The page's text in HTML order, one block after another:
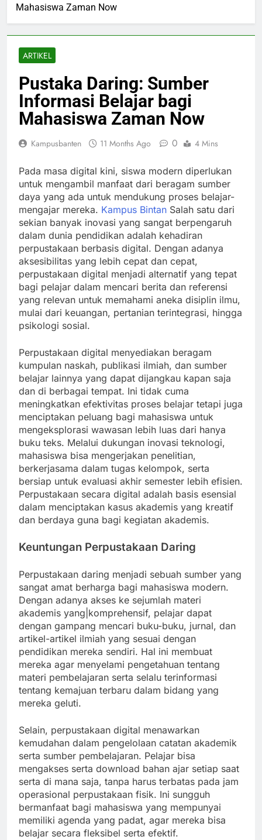
Mahasiswa Zaman Now
ARTIKEL
Pustaka Daring: Sumber
Informasi Belajar bagi
Mahasiswa Zaman Now
Kampusbanten 11 Months Ago 0 4 Mins
Pada masa digital kini, siswa modern diperlukan
untuk mengambil manfaat dari beragam sumber
daya yang ada untuk mendukung proses belajar-
mengajar mereka. Kampus Bintan Salah satu dari
sekian banyak inovasi yang sangat berpengaruh
dalam dunia pendidikan adalah kehadiran
perpustakaan berbasis digital. Dengan adanya
aksesibilitas yang lebih cepat dan cepat,
perpustakaan digital menjadi alternatif yang tepat
bagi pelajar dalam mencari berita dan referensi
yang relevan untuk memahami aneka disiplin ilmu,
mulai dari keuangan, pertanian terintegrasi, hingga
psikologi sosial.
Perpustakaan digital menyediakan beragam
kumpulan naskah, publikasi ilmiah, dan sumber
belajar lainnya yang dapat dijangkau kapan saja
dan di berbagai tempat. Ini tidak cuma
meningkatkan efektivitas proses belajar tetapi juga
menciptakan peluang bagi mahasiswa untuk
mengeksplorasi wawasan lebih luas dari hanya
buku teks. Melalui dukungan inovasi teknologi,
mahasiswa bisa mengerjakan penelitian,
berkerjasama dalam tugas kelompok, serta
bersiap untuk evaluasi akhir semester lebih efisien.
Perpustakaan secara digital adalah basis esensial
dalam menciptakan kasus akademis yang kreatif
dan berdaya guna bagi kegiatan akademis.
Keuntungan Perpustakaan Daring
Perpustakaan daring menjadi sebuah sumber yang
sangat amat berharga bagi mahasiswa modern.
Dengan adanya akses ke sejumlah materi
akademis yang|komprehensif, pelajar dapat
dengan gampang mencari buku-buku, jurnal, dan
artikel-artikel ilmiah yang sesuai dengan
pendidikan mereka sendiri. Hal ini membuat
mereka agar menyelami pengetahuan tentang
materi pembelajaran serta selalu terinformasi
tentang kemajuan terbaru dalam bidang yang
mereka geluti.
Selain, perpustakaan digital menawarkan
kemudahan dalam pengelolaan catatan akademik
serta sumber pembelajaran. Pelajar bisa
mengakses serta download bahan ajar setiap saat
serta di mana saja, tanpa harus terbatas pada jam
operasional perpustakaan fisik. Ini sungguh
bermanfaat bagi mahasiswa yang mempunyai
memiliki agenda yang padat, agar mereka bisa
belajar secara fleksibel serta efektif.